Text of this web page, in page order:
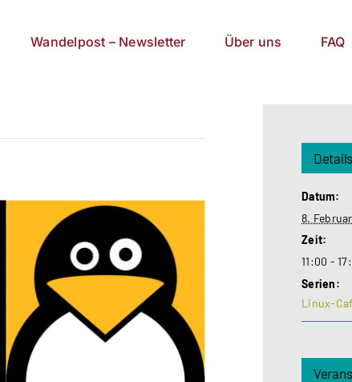
Wandelpost – Newsletter Über uns FAQ
Details
Datum:
8.
Zeit:
11:00 -
Serien:
Linux-